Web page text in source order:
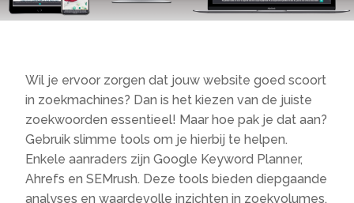
Wil je ervoor zorgen dat jouw website goed scoort
in zoekmachines? Dan is het kiezen van de juiste
zoekwoorden essentieel! Maar hoe pak je dat aan?
Gebruik slimme tools om je hierbij te helpen.​
Enkele aanraders zijn Google Keyword Planner,
Ahrefs en SEMrush.​ Deze tools bieden diepgaande
analyses en waardevolle inzichten in zoekvolumes,